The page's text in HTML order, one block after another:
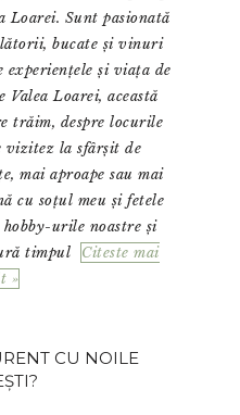
Loarei. Sunt pasionată
bucate și vinuri
experiențele și viața de
Loarei, această
trăim, despre locurile
vizitez la sfârșit de
mai aproape sau mai
cu soțul meu și fetele
hobby-urile noastre și
timpul
Citeste mai
»
CU NOILE